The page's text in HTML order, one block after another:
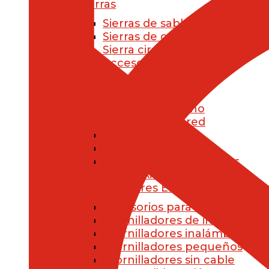
Sierras
Sierras de sable
Sierras de calar
Sierra circular
Accesorios para sierras
Lijadoras
Lijadoras de mano
Lijadoras de pared
Accesorios para lijadoras
Pistolas de Aire Caliente
Atornilladores Eléctricos
Accesorios para
Atornilladores de impacto
Atornilladores inalámbricos
Atornilladores pequeños
Atornilladores sin cable